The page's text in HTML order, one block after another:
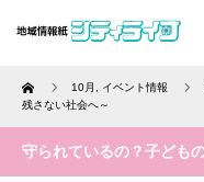
Home 10月 イベント情報
残さない社会へ～
守られているの？子ども